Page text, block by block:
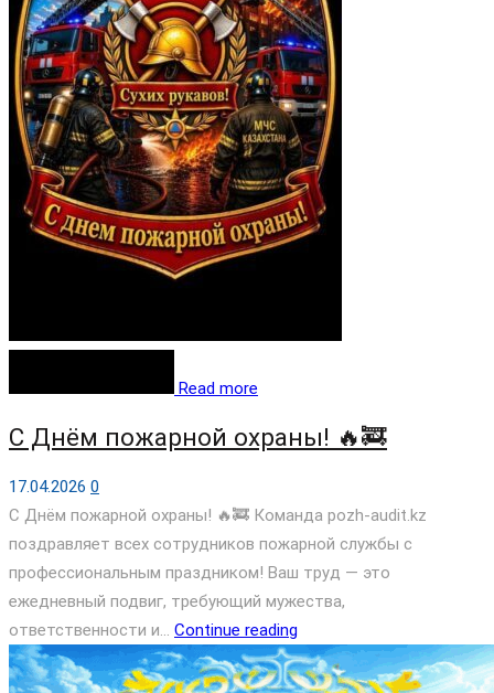
Read more
С Днём пожарной охраны! 🔥🚒
17.04.2026 0
С Днём пожарной охраны! 🔥🚒 Команда pozh-audit.kz
поздравляет всех сотрудников пожарной службы с
профессиональным праздником! Ваш труд — это
ежедневный подвиг, требующий мужества,
ответственности и... Continue reading